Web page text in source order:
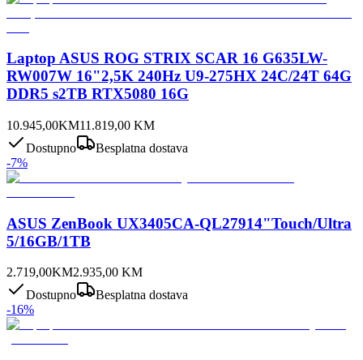
Laptop ASUS ROG STRIX SCAR 16 G635LW-
RW007W 16"2,5K 240Hz U9-275HX 24C/24T 64G
DDR5 s2TB RTX5080 16G
10.945,00KM11.819,00 KM
Dostupno
Besplatna dostava
-7%
ASUS ZenBook UX3405CA-QL27914"Touch/Ultra
5/16GB/1TB
2.719,00KM2.935,00 KM
Dostupno
Besplatna dostava
-16%